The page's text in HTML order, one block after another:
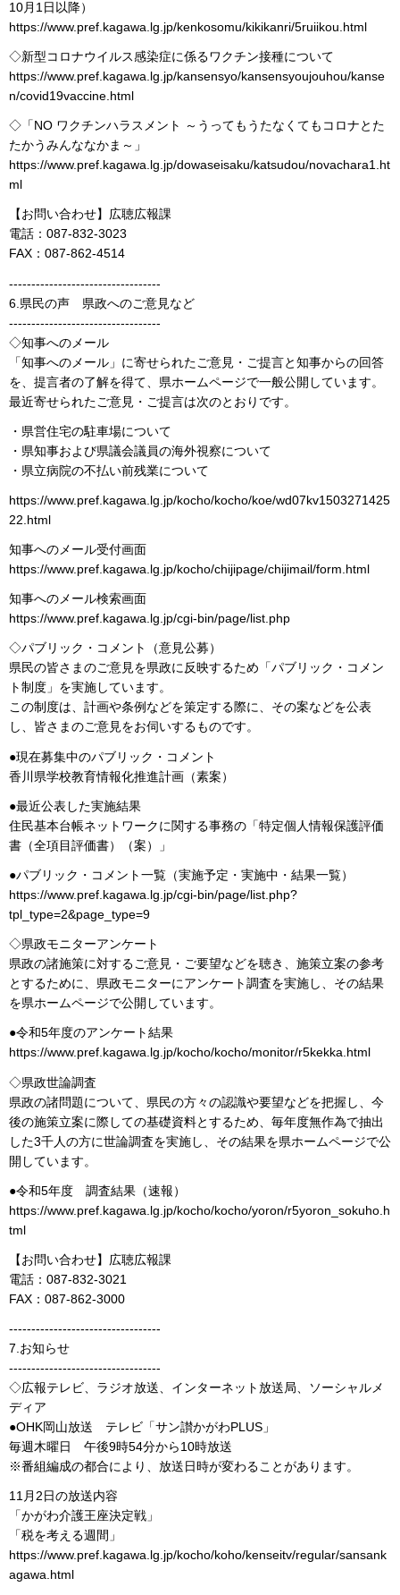
10月1日以降）
https://www.pref.kagawa.lg.jp/kenkosomu/kikikanri/5ruiikou.html
◇新型コロナウイルス感染症に係るワクチン接種について
https://www.pref.kagawa.lg.jp/kansensyo/kansensyoujouhou/kanse
n/covid19vaccine.html
◇「NO ワクチンハラスメント ～うってもうたなくてもコロナとた
たかうみんななかま～」
https://www.pref.kagawa.lg.jp/dowaseisaku/katsudou/novachara1.ht
ml
【お問い合わせ】広聴広報課
電話：087-832-3023
FAX：087-862-4514
----------------------------------
6.県民の声 県政へのご意見など
----------------------------------
◇知事へのメール
「知事へのメール」に寄せられたご意見・ご提言と知事からの回答
を、提言者の了解を得て、県ホームページで一般公開しています。
最近寄せられたご意見・ご提言は次のとおりです。
・県営住宅の駐車場について
・県知事および県議会議員の海外視察について
・県立病院の不払い前残業について
https://www.pref.kagawa.lg.jp/kocho/kocho/koe/wd07kv1503271425
22.html
知事へのメール受付画面
https://www.pref.kagawa.lg.jp/kocho/chijipage/chijimail/form.html
知事へのメール検索画面
https://www.pref.kagawa.lg.jp/cgi-bin/page/list.php
◇パブリック・コメント（意見公募）
県民の皆さまのご意見を県政に反映するため「パブリック・コメン
ト制度」を実施しています。
この制度は、計画や条例などを策定する際に、その案などを公表
し、皆さまのご意見をお伺いするものです。
●現在募集中のパブリック・コメント
香川県学校教育情報化推進計画（素案）
●最近公表した実施結果
住民基本台帳ネットワークに関する事務の「特定個人情報保護評価
書（全項目評価書）（案）」
●パブリック・コメント一覧（実施予定・実施中・結果一覧）
https://www.pref.kagawa.lg.jp/cgi-bin/page/list.php?
tpl_type=2&page_type=9
◇県政モニターアンケート
県政の諸施策に対するご意見・ご要望などを聴き、施策立案の参考
とするために、県政モニターにアンケート調査を実施し、その結果
を県ホームページで公開しています。
●令和5年度のアンケート結果
https://www.pref.kagawa.lg.jp/kocho/kocho/monitor/r5kekka.html
◇県政世論調査
県政の諸問題について、県民の方々の認識や要望などを把握し、今
後の施策立案に際しての基礎資料とするため、毎年度無作為で抽出
した3千人の方に世論調査を実施し、その結果を県ホームページで公
開しています。
●令和5年度 調査結果（速報）
https://www.pref.kagawa.lg.jp/kocho/kocho/yoron/r5yoron_sokuho.h
tml
【お問い合わせ】広聴広報課
電話：087-832-3021
FAX：087-862-3000
----------------------------------
7.お知らせ
----------------------------------
◇広報テレビ、ラジオ放送、インターネット放送局、ソーシャルメ
ディア
●OHK岡山放送 テレビ「サン讃かがわPLUS」
毎週木曜日 午後9時54分から10時放送
※番組編成の都合により、放送日時が変わることがあります。
11月2日の放送内容
「かがわ介護王座決定戦」
「税を考える週間」
https://www.pref.kagawa.lg.jp/kocho/koho/kenseitv/regular/sansank
agawa.html